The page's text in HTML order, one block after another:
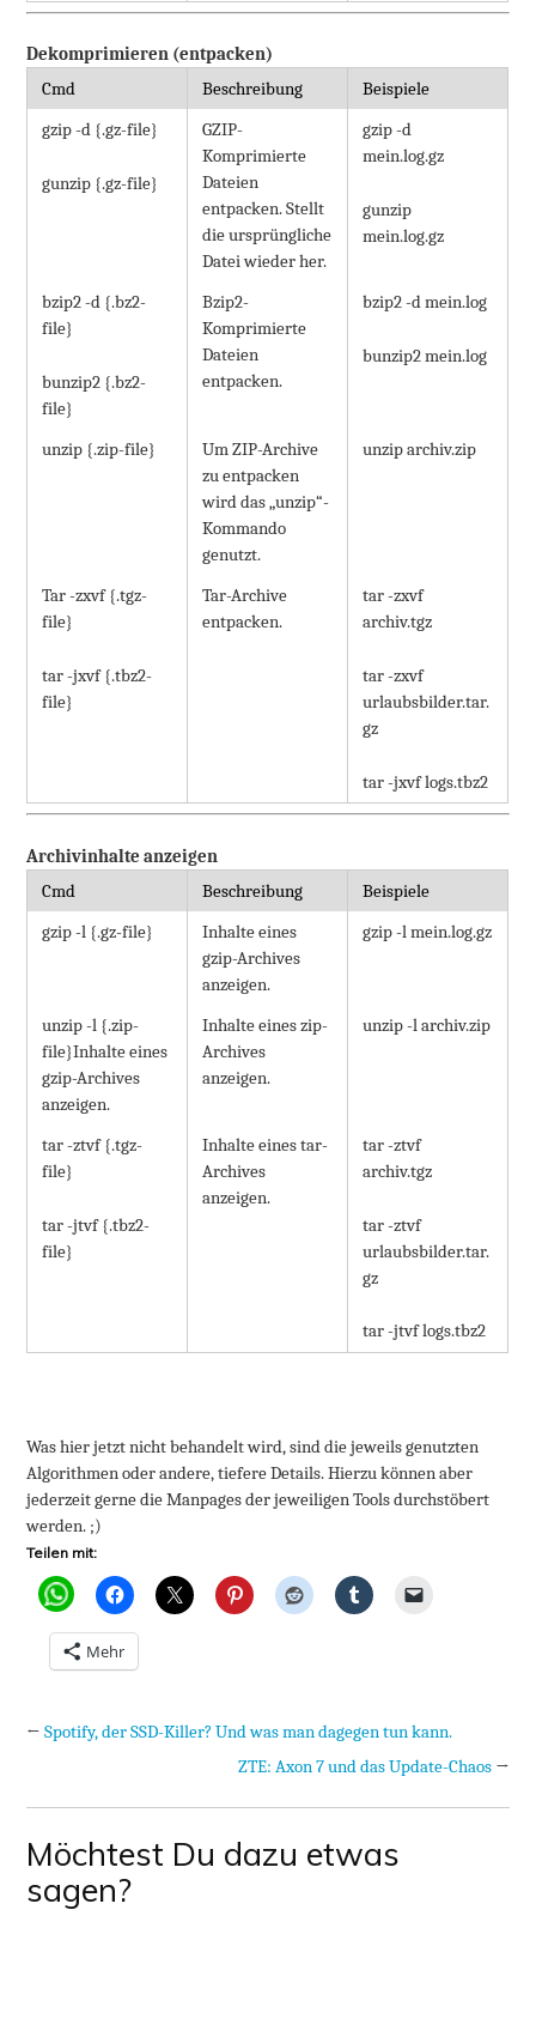
Dekomprimieren (entpacken)
Cmd
Beschreibung
Beispiele
gzip -d {.gz-file}
gunzip {.gz-file}
GZIP-
Komprimierte
Dateien
entpacken. Stellt
die ursprüngliche
Datei wieder her.
gzip -d
mein.log.gz
gunzip
mein.log.gz
bzip2 -d {.bz2-
file}
bunzip2 {.bz2-
file}
Bzip2-
Komprimierte
Dateien
entpacken.
bzip2 -d mein.log
bunzip2 mein.log
unzip {.zip-file}
Um ZIP-Archive
zu entpacken
wird das „unzip“-
Kommando
genutzt.
unzip archiv.zip
Tar -zxvf {.tgz-
file}
tar -jxvf {.tbz2-
file}
Tar-Archive
entpacken.
tar -zxvf
archiv.tgz
tar -zxvf
urlaubsbilder.tar.
gz
tar -jxvf logs.tbz2
Archivinhalte anzeigen
Cmd
Beschreibung
Beispiele
gzip -l {.gz-file}
Inhalte eines
gzip-Archives
anzeigen.
gzip -l mein.log.gz
unzip -l {.zip-
file}Inhalte eines
gzip-Archives
anzeigen.
Inhalte eines zip-
Archives
anzeigen.
unzip -l archiv.zip
tar -ztvf {.tgz-
file}
tar -jtvf {.tbz2-
file}
Inhalte eines tar-
Archives
anzeigen.
tar -ztvf
archiv.tgz
tar -ztvf
urlaubsbilder.tar.
gz
tar -jtvf logs.tbz2
Was hier jetzt nicht behandelt wird, sind die jeweils genutzten
Algorithmen oder andere, tiefere Details. Hierzu können aber
jederzeit gerne die Manpages der jeweiligen Tools durchstöbert
werden. ;)
Teilen mit:
Mehr
← Spotify, der SSD-Killer? Und was man dagegen tun kann.
ZTE: Axon 7 und das Update-Chaos →
Möchtest Du dazu etwas
sagen?
Notwendig
Diese
Cookies sind
damit die
funktioniert.
Statistik
Mit diesen